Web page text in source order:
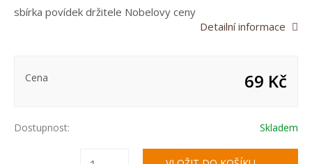
sbírka povídek držitele Nobelovy ceny
Detailní informace
Cena 69 Kč
Dostupnost: Skladem